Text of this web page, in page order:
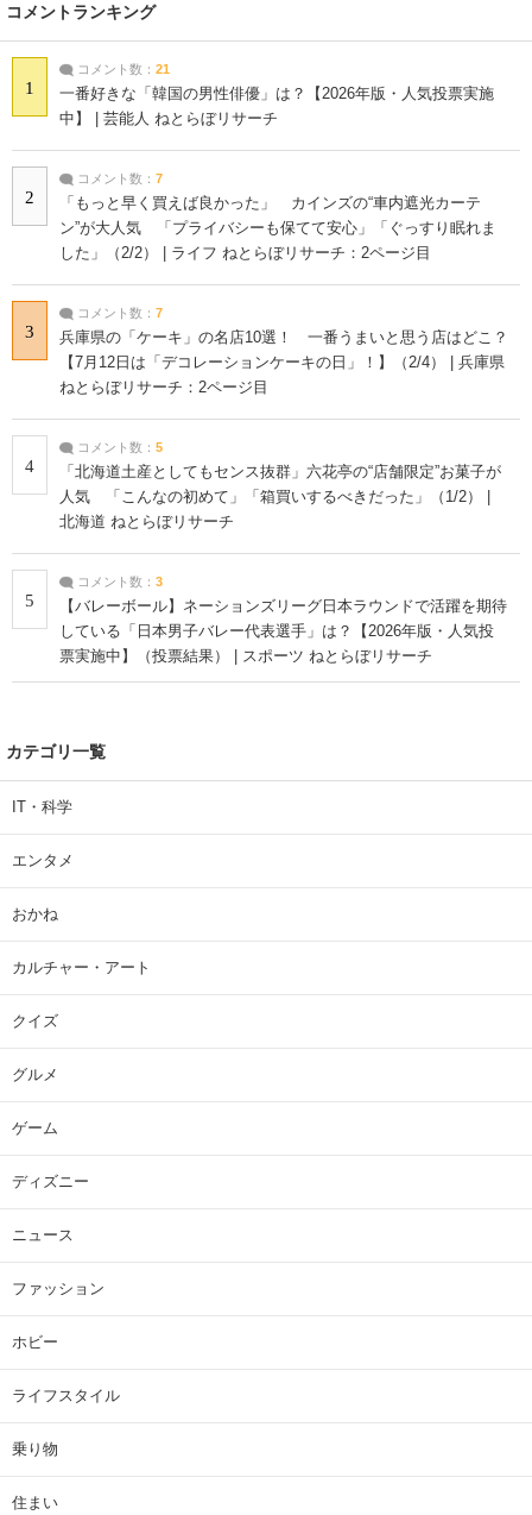
コメントランキング
1
コメント数： 21
一番好きな「韓国の男性俳優」は？【2026年版・人気投票実施
中】 | 芸能人 ねとらぼリサーチ
2
コメント数： 7
「もっと早く買えば良かった」 カインズの“車内遮光カーテ
ン”が大人気 「プライバシーも保てて安心」「ぐっすり眠れま
した」（2/2） | ライフ ねとらぼリサーチ：2ページ目
3
コメント数： 7
兵庫県の「ケーキ」の名店10選！ 一番うまいと思う店はどこ？
【7月12日は「デコレーションケーキの日」！】（2/4） | 兵庫県
ねとらぼリサーチ：2ページ目
4
コメント数： 5
「北海道土産としてもセンス抜群」六花亭の“店舗限定”お菓子が
人気 「こんなの初めて」「箱買いするべきだった」（1/2） |
北海道 ねとらぼリサーチ
5
コメント数： 3
【バレーボール】ネーションズリーグ日本ラウンドで活躍を期待
している「日本男子バレー代表選手」は？【2026年版・人気投
票実施中】（投票結果） | スポーツ ねとらぼリサーチ
カテゴリ一覧
IT・科学
エンタメ
おかね
カルチャー・アート
クイズ
グルメ
ゲーム
ディズニー
ニュース
ファッション
ホビー
ライフスタイル
乗り物
住まい